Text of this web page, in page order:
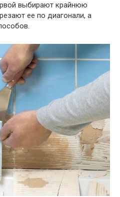
выбирают крайнюю
ее по диагонали, а